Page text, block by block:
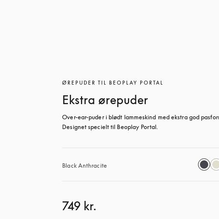
ØREPUDER TIL BEOPLAY PORTAL
Ekstra ørepuder
Over-ear-puder i blødt lammeskind med ekstra god
Designet specielt til Beoplay Portal.
Black Anthracite
749 kr.